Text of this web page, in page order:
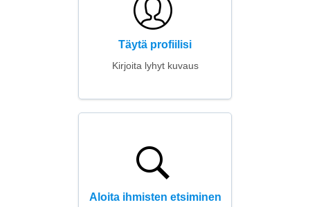
Täytä profiilisi
Kirjoita lyhyt kuvaus
Aloita ihmisten etsiminen